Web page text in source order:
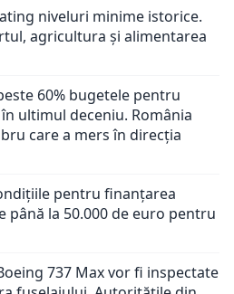
niveluri minime istorice.
agricultura și alimentarea
60% bugetele pentru
ultimul deceniu. România
care a mers în direcția
pentru finanțarea
până la 50.000 de euro pentru
737 Max vor fi inspectate